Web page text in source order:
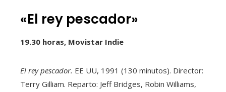
«El rey pescador»
19.30 horas, Movistar Indie
El rey pescador. EE UU, 1991 (130 minutos). Director:
Terry Gilliam. Reparto: Jeff Bridges, Robin Williams,